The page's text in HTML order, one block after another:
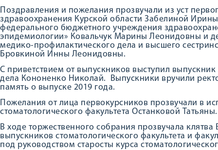
Поздравления и пожелания прозвучали из уст
здравоохранения Курской области Забелиной
федерального бюджетного учреждения
эпидемиологии» Ковальчук Марины Леонидовны и
медико-профилактического дела и высшего
Бровкиной Инны Леонидовны.
С приветствием от выпускников выступил
дела Кононенко Николай. Выпускники вручили
память о выпуске 2019 года.
Пожелания от лица первокурсников прозвучали в
стоматологического факультета Останковой Татьяны.
В ходе торжественного собрания прозвучала
выпускников стоматологического факультета и
под руководством старосты курса